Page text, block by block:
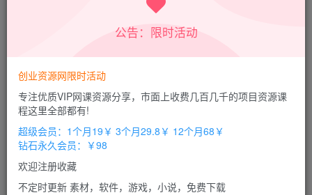
超级会员
立即购买
您当前未登录！建议登陆后购买，办理会员包月更省钱，可保存购
公告：限时活动
创业资源网限时活动
专注优质VIP网课资源分享，市面上收费几百几千的项目资源课
程这里全部都有!
超级会员：1个月19￥ 3个月29.8￥ 12个月68￥
钻石永久会员：￥98
欢迎注册收藏
不定时更新 素材，软件，游戏，小说，免费下载